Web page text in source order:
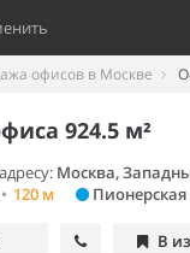
офисов в Москве
924.5 м²
Москва,
• 120 м Пионерская
В